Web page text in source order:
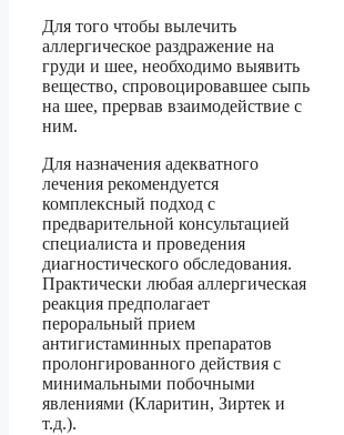
Для того чтобы вылечить
аллергическое раздражение на
груди и шее, необходимо выявить
вещество, спровоцировавшее сыпь
на шее, прервав взаимодействие с
ним.
Для назначения адекватного
лечения рекомендуется
комплексный подход с
предварительной консультацией
специалиста и проведения
диагностического обследования.
Практически любая аллергическая
реакция предполагает
пероральный прием
антигистаминных препаратов
пролонгированного действия с
минимальными побочными
явлениями (Кларитин, Зиртек и
т.д.).